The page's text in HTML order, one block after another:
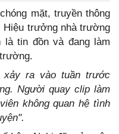
mặt, truyền thông
Hiệu trưởng nhà trường
là tin đồn và đang làm
xảy ra vào tuần trước
Người quay clip làm
không quan hệ tình